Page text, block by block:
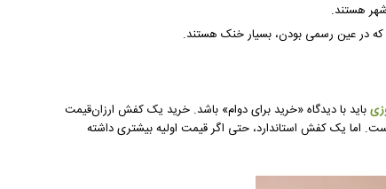
هستند.
که در عین رسمی بودن، بسیار خنک هستند.
باید با دیدگاه «خرید برای دوام» باشد. خرید یک کفش ارزان‌قیمت
اما یک کفش استاندارد، حتی اگر قیمت اولیه بیشتری داشته